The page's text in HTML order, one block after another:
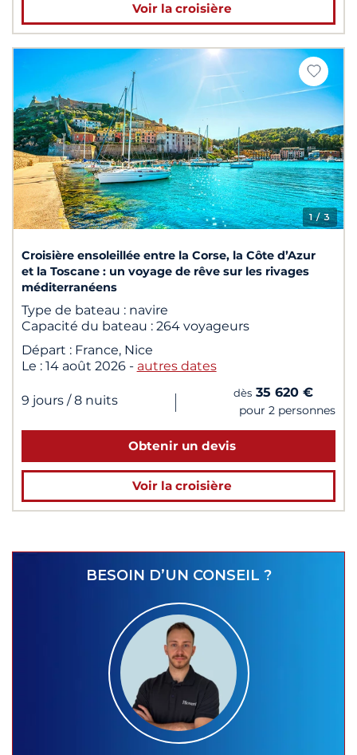
Voir la croisière
1/ 3
Croisière ensoleillée entre la Corse, la Côte d’Azur
et la Toscane : un voyage de rêve sur les rivages
méditerranéens
Type de bateau : navire
Capacité du bateau : 264 voyageurs
Départ : France, Nice
Le : 14 août 2026 - autres dates
9 jours / 8 nuits | dès 35 620 €
pour 2 personnes
Obtenir un devis
Voir la croisière
BESOIN D’UN CONSEIL ?